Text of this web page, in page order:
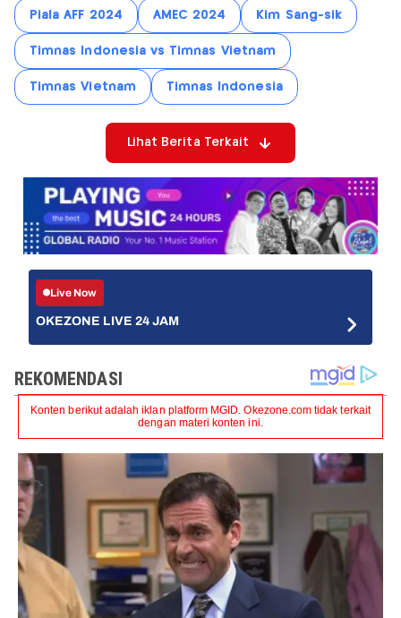
Piala AFF 2024 AMEC 2024 Kim Sang-sik
Timnas Indonesia vs Timnas Vietnam
Timnas Vietnam Timnas Indonesia
Lihat Berita Terkait
Live Now
OKEZONE LIVE 24 JAM